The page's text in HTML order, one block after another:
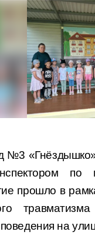
«Гнёздышко»
по
прошло в
на